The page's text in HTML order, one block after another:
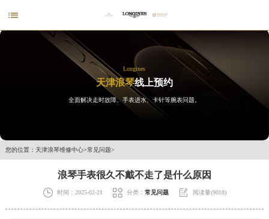

Longines
天津浪琴线上预约
全面解决走时故障、手表进水、卡针等腕表问题。
您的位置： 天津浪琴维修中心>常见问题>
浪琴手表很久不戴不走了是什么原因
 时间：2025-02-21  分类： 常见问题  阅读量(9018)